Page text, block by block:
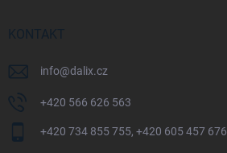
KONTAKT
info@dalix.cz
+420 566 626 563
+420 734 855 755, +420 605 457 676